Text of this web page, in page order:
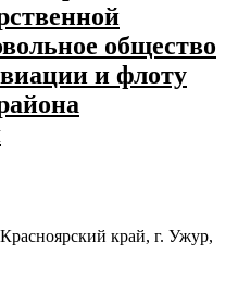
общество
и флоту
край, г. Ужур,